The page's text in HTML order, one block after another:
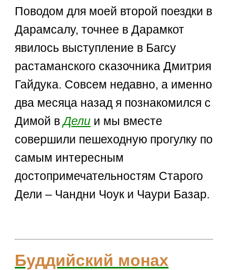
Поводом для моей второй поездки в
Дарамсалу, точнее в Дарамкот
явилось выступление в Багсу
растаманского сказочника Дмитрия
Гайдука. Совсем недавно, а именно
два месяца назад я познакомился с
Димой вДели и мы вместе
совершили пешеходную прогулку по
самым интересным
достопримечательностям Старого
Дели – Чандни Чоук и Чаури Базар.
Буддийский монах